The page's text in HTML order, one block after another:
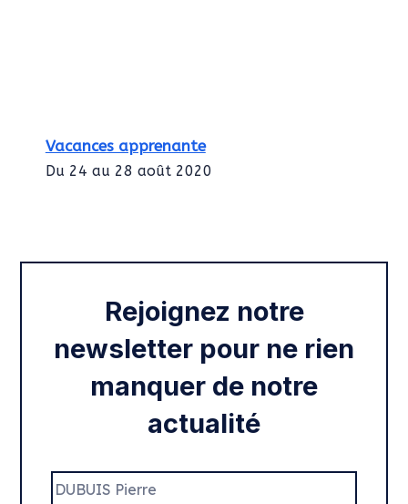
Vacances apprenante
Du 24 au 28 août 2020
Rejoignez notre
newsletter pour ne rien
manquer de notre
actualité